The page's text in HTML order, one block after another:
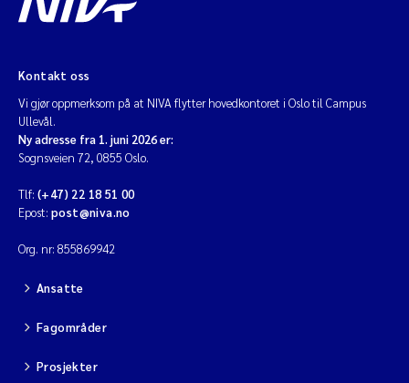
Kontakt oss
Vi gjør oppmerksom på at NIVA flytter hovedkontoret i Oslo til Campus
Ullevål.
Ny adresse fra 1. juni 2026 er:
Sognsveien 72, 0855 Oslo.
Tlf: (+47) 22 18 51 00
Epost: post@niva.no
Org. nr: 855869942
Ansatte
Fagområder
Prosjekter